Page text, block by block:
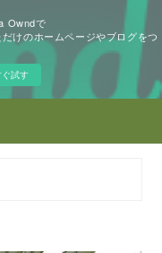
Owndで
けのホームページやブログをつ
試す